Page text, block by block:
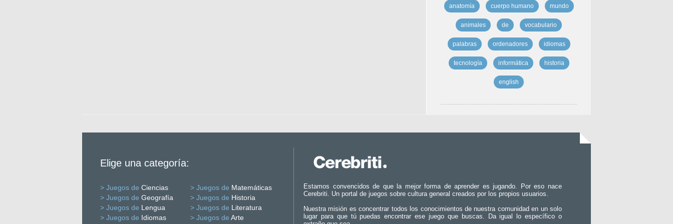
anatomía cuerpo humano mundo
animales de vocabulario
palabras ordenadores idiomas
tecnología informática historia
english
Elige una categoría:
> Juegos de Ciencias > Juegos de Matemáticas
> Juegos de Geografía > Juegos de Historia
> Juegos de Lengua > Juegos de Literatura
> Juegos de Idiomas > Juegos de Arte
Estamos convencidos de que la mejor forma de aprender es jugando. Por eso nace
Cerebriti. Un portal de juegos sobre cultura general creados por los propios usuarios.
Nuestra misión es concentrar todos los conocimientos de nuestra comunidad en un solo
lugar para que tú puedas encontrar ese juego que buscas. Da igual lo específico o